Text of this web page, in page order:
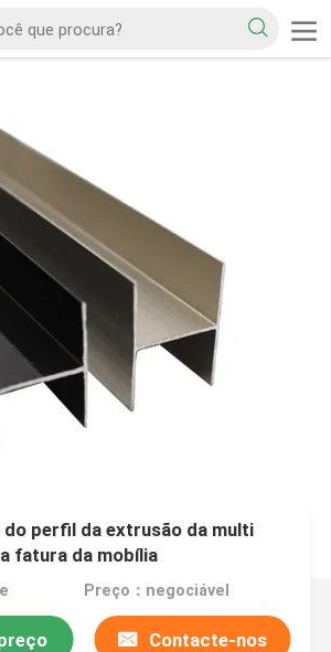
do perfil da extrusão da multi
fatura da mobília
Preço：negociável
Contacte-nos